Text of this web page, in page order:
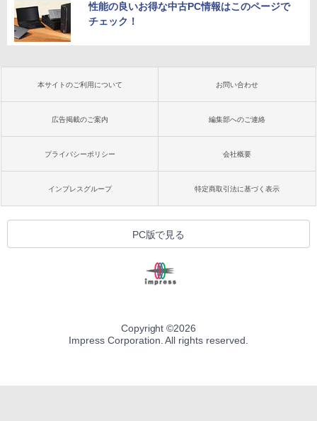
性能の良いお得な中古PC情報はこのページで
チェック！
本サイトのご利用について お問い合わせ
広告掲載のご案内 編集部へのご連絡
プライバシーポリシー 会社概要
インプレスグループ 特定商取引法に基づく表示
PC版で見る
Copyright ©2026
Impress Corporation. All rights reserved.